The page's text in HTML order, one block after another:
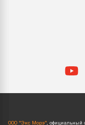
перемешать
Исключить
Короед под
Инструменты
ООО "Экс Морэ" , официальный